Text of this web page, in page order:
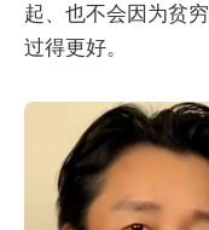
起、也不会因为贫
过得更好。